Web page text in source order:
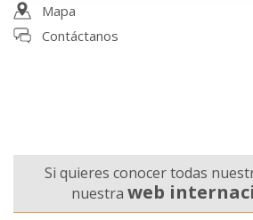
Mapa
Contáctanos
Si quieres conocer todas
nuestra web